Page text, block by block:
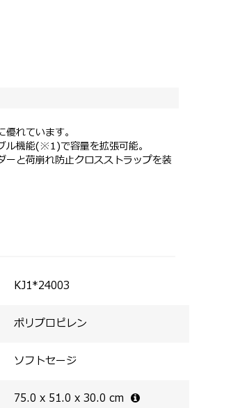
れています。
ル機能(※1)で容量を拡張可能。
ーと荷崩れ防止クロスストラップを装
仕様。
さい 。洗剤をご使用になる場合
イロン不可。
KJ1*24003
ポリプロピレン
ソフトセージ
75.0 x 51.0 x 30.0 cm